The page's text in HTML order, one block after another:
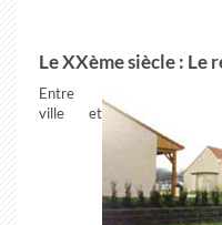
Le XXème siècle :
Entre
ville et